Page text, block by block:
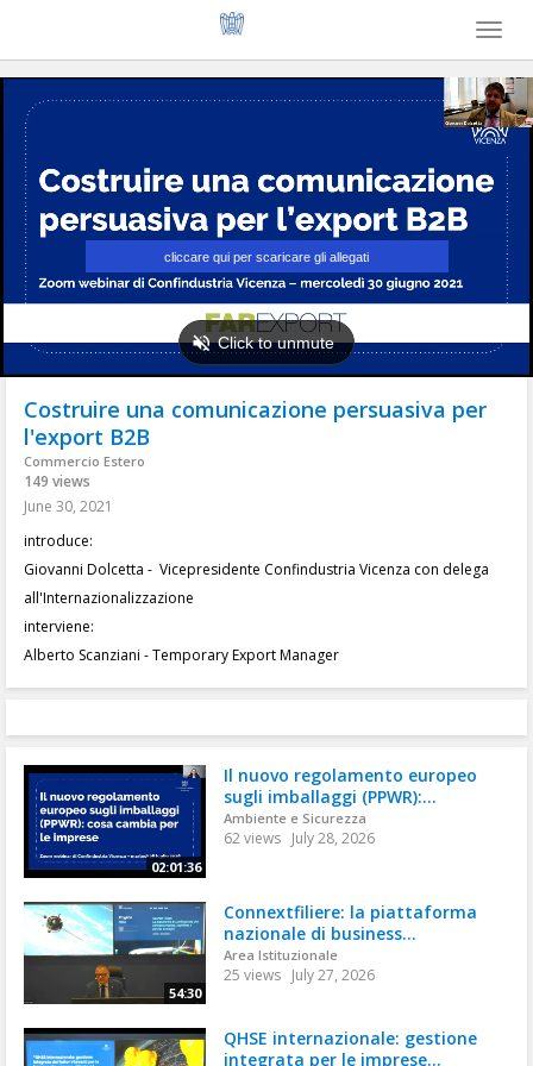
Toggle
Costruire una comunicazione persuasiva per
l'export B2B
Commercio Estero
149 views
June 30, 2021
introduce:
Giovanni Dolcetta - Vicepresidente Confindustria Vicenza con delega
all'Internazionalizzazione
interviene:
Alberto Scanziani - Temporary Export Manager
02:01:36
Il nuovo regolamento europeo
sugli imballaggi (PPWR):...
Ambiente e Sicurezza
62 views July 28, 2026
54:30
Connextfiliere: la piattaforma
nazionale di business...
Area Istituzionale
25 views July 27, 2026
QHSE internazionale: gestione
integrata per le imprese...